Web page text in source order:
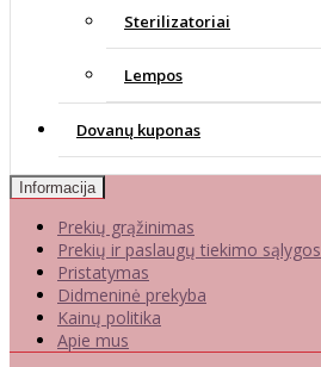
Sterilizatoriai
Lempos
Dovanų kuponas
Informacija
Prekių grąžinimas
Prekių ir paslaugų tiekimo sąlygos
Pristatymas
Didmeninė prekyba
Kainų politika
Apie mus